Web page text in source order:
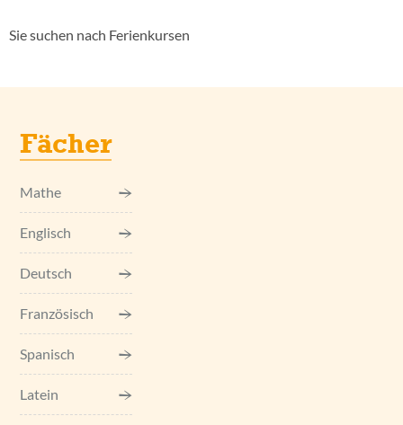
Sie suchen nach Ferienkursen
Fächer
Mathe
Englisch
Deutsch
Französisch
Spanisch
Latein